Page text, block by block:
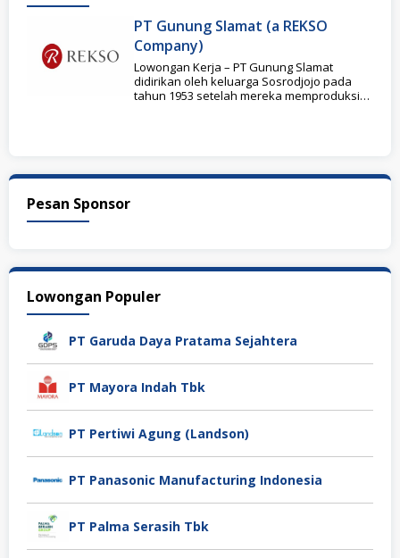
PT Gunung Slamat (a REKSO
Company)
Lowongan Kerja – PT Gunung Slamat
didirikan oleh keluarga Sosrodjojo pada
tahun 1953 setelah mereka memproduksi
Pesan Sponsor
Lowongan Populer
PT Garuda Daya Pratama Sejahtera
PT Mayora Indah Tbk
PT Pertiwi Agung (Landson)
PT Panasonic Manufacturing Indonesia
PT Palma Serasih Tbk